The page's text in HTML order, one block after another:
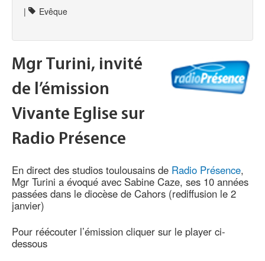
Annuaire/Contact
|
Evêque
Mgr Turini, invité
de l’émission
Vivante Eglise sur
Radio Présence
En direct des studios toulousains de Radio Présence,
Mgr Turini a évoqué avec Sabine Caze, ses 10 années
passées dans le diocèse de Cahors (rediffusion le 2
janvier)
Pour réécouter l’émission cliquer sur le player ci-
dessous